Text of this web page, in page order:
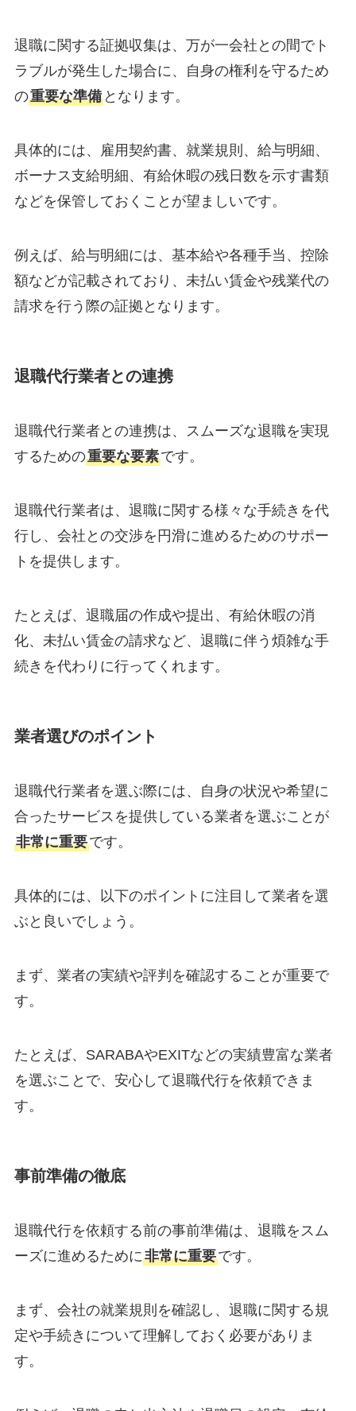
退職に関する証拠収集は、万が一会社との間でト
ラブルが発生した場合に、自身の権利を守るため
の重要な準備となります。
具体的には、雇用契約書、就業規則、給与明細、
ボーナス支給明細、有給休暇の残日数を示す書類
などを保管しておくことが望ましいです。
例えば、給与明細には、基本給や各種手当、控除
額などが記載されており、未払い賃金や残業代の
請求を行う際の証拠となります。
退職代行業者との連携
退職代行業者との連携は、スムーズな退職を実現
するための重要な要素です。
退職代行業者は、退職に関する様々な手続きを代
行し、会社との交渉を円滑に進めるためのサポー
トを提供します。
たとえば、退職届の作成や提出、有給休暇の消
化、未払い賃金の請求など、退職に伴う煩雑な手
続きを代わりに行ってくれます。
業者選びのポイント
退職代行業者を選ぶ際には、自身の状況や希望に
合ったサービスを提供している業者を選ぶことが
非常に重要です。
具体的には、以下のポイントに注目して業者を選
ぶと良いでしょう。
まず、業者の実績や評判を確認することが重要で
す。
たとえば、SARABAやEXITなどの実績豊富な業者
を選ぶことで、安心して退職代行を依頼できま
す。
事前準備の徹底
退職代行を依頼する前の事前準備は、退職をスム
ーズに進めるために非常に重要です。
まず、会社の就業規則を確認し、退職に関する規
定や手続きについて理解しておく必要がありま
す。